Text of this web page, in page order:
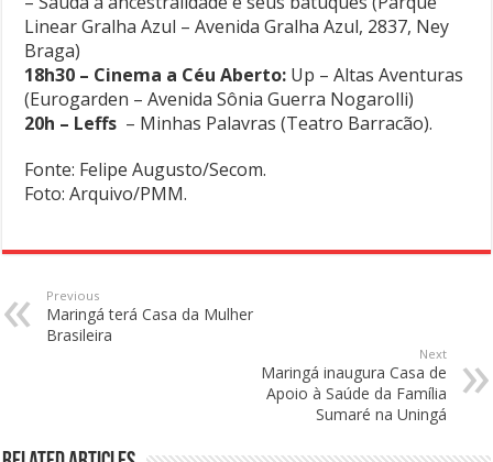
Linear Gralha Azul – Avenida Gralha Azul, 2837, Ney
Braga)
18h30 – Cinema a Céu Aberto: Up – Altas Aventuras
(Eurogarden – Avenida Sônia Guerra Nogarolli)
20h – Leffs – Minhas Palavras (Teatro Barracão).
Fonte: Felipe Augusto/Secom.
Foto: Arquivo/PMM.
Previous
Maringá terá Casa da Mulher
Brasileira
Next
Maringá inaugura Casa de
Apoio à Saúde da Família
Sumaré na Uningá